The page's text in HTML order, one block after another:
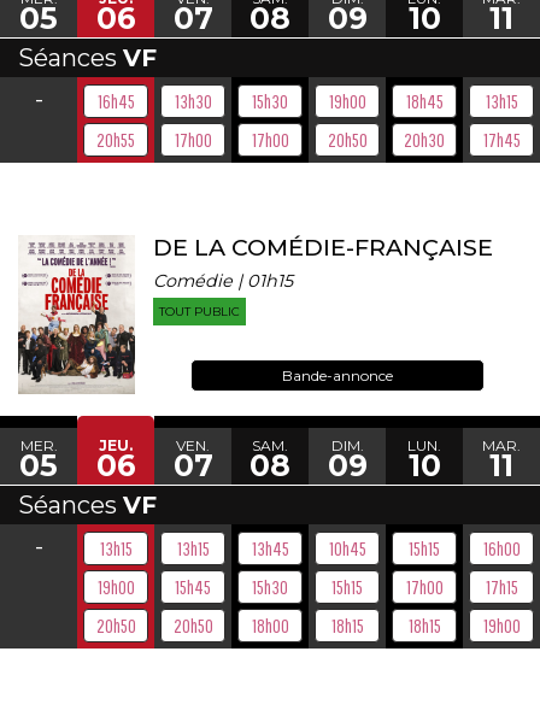
05 06 07 08 09 10 11
Séances VF
-
16h45
20h55
13h30
17h00
15h30
17h00
19h00
20h50
18h45
20h30
13h15
17h45
DE LA COMÉDIE-FRANÇAISE
Comédie | 01h15
TOUT PUBLIC
Bande-annonce
MER.
05
JEU.
06
VEN.
07
SAM.
08
DIM.
09
LUN.
10
MAR.
11
Séances VF
-
13h15
19h00
20h50
13h15
15h45
20h50
13h45
15h30
18h00
10h45
15h15
18h15
15h15
17h00
18h15
16h00
17h15
19h00